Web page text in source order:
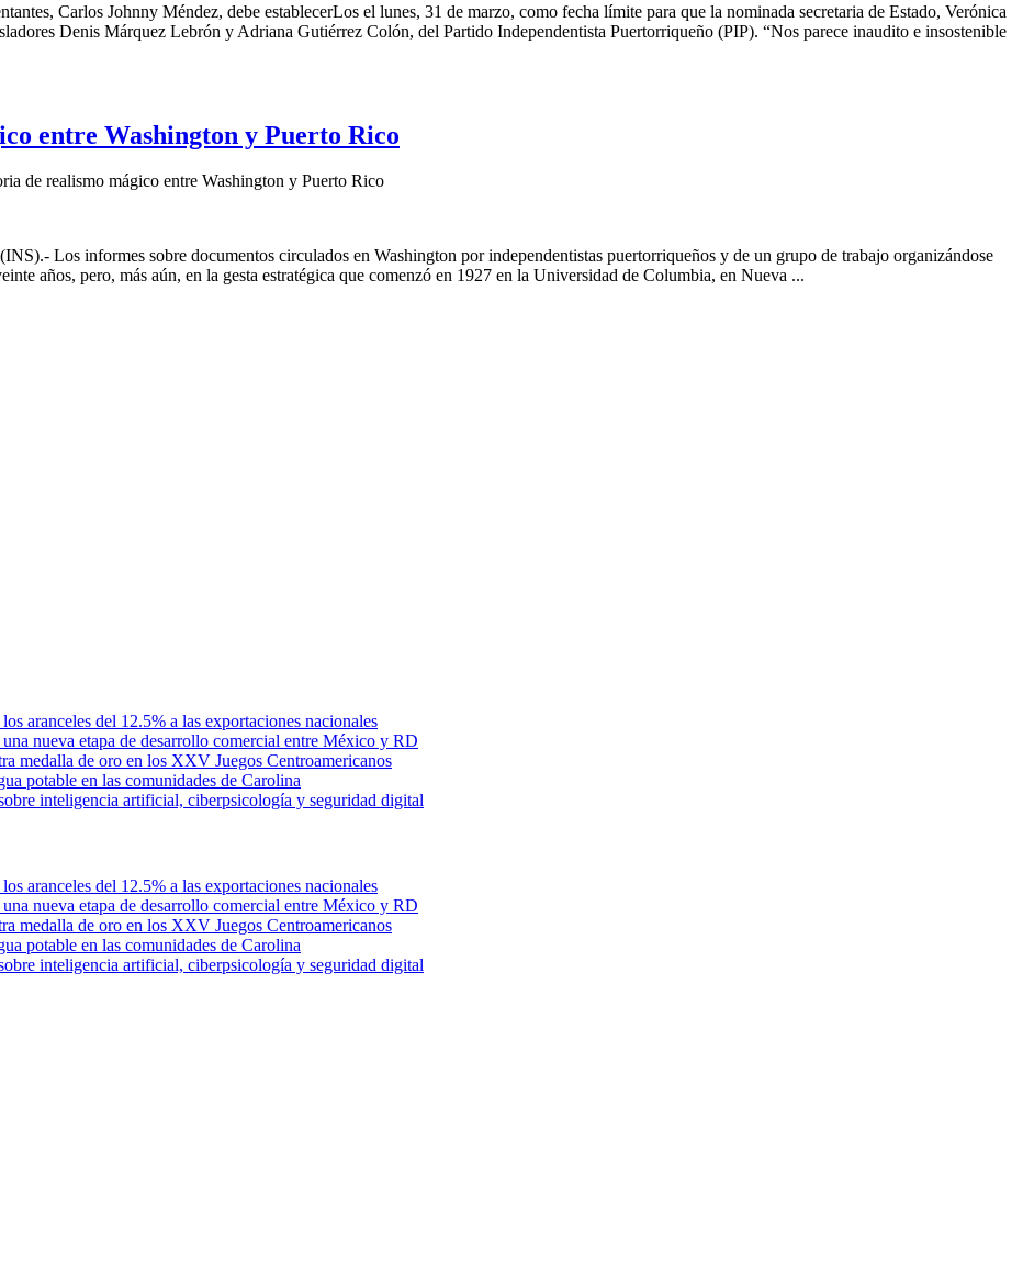
Carlos Johnny Méndez, debe establecerLos el lunes, 31 de marzo, como fecha límite para que la nominada secretaria de Estado, Verónica
Denis Márquez Lebrón y Adriana Gutiérrez Colón, del Partido Independentista Puertorriqueño (PIP). “Nos parece inaudito e insostenible
entre Washington y Puerto Rico
de realismo mágico entre Washington y Puerto Rico
Los informes sobre documentos circulados en Washington por independentistas puertorriqueños y de un grupo de trabajo organizándose
años, pero, más aún, en la gesta estratégica que comenzó en 1927 en la Universidad de Columbia, en Nueva ...
aranceles del 12.5% a las exportaciones nacionales
nueva etapa de desarrollo comercial entre México y RD
medalla de oro en los XXV Juegos Centroamericanos
potable en las comunidades de Carolina
inteligencia artificial, ciberpsicología y seguridad digital
aranceles del 12.5% a las exportaciones nacionales
nueva etapa de desarrollo comercial entre México y RD
medalla de oro en los XXV Juegos Centroamericanos
potable en las comunidades de Carolina
inteligencia artificial, ciberpsicología y seguridad digital